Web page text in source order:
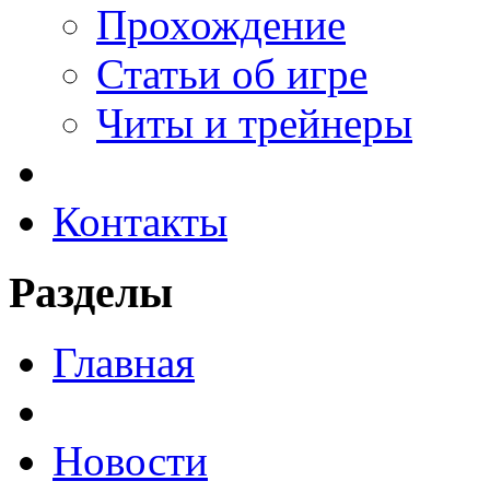
Прохождение
Статьи об игре
Читы и трейнеры
Контакты
Разделы
Главная
Новости